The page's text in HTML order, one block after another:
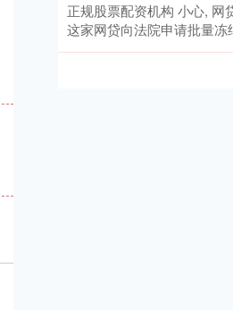
正规股票配资机构 小心, 网
这家网贷向法院申请批量冻